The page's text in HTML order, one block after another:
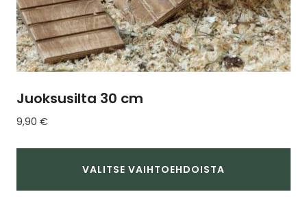
Juoksusilta 30 cm
9,90 €
VALITSE VAIHTOEHDOISTA